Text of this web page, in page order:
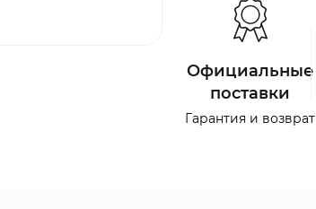
Официальные
поставки
Гарантия и возврат